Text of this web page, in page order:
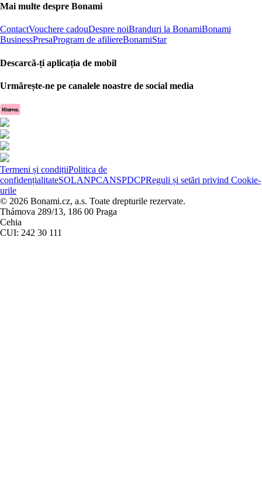
Mai multe despre Bonami
ContactVouchere cadouDespre noiBranduri la BonamiBonami
BusinessPresaProgram de afiliereBonamiStar
Descarcă-ți aplicația de mobil
Urmărește-ne pe canalele noastre de social media
Termeni și condițiiPolitica de
confidențialitateSOLANPCANSPDCPReguli și setări privind Cookie-
urile
© 2026 Bonami.cz, a.s. Toate drepturile rezervate.
Thámova 289/13, 186 00 Praga
Cehia
CUI: 242 30 111